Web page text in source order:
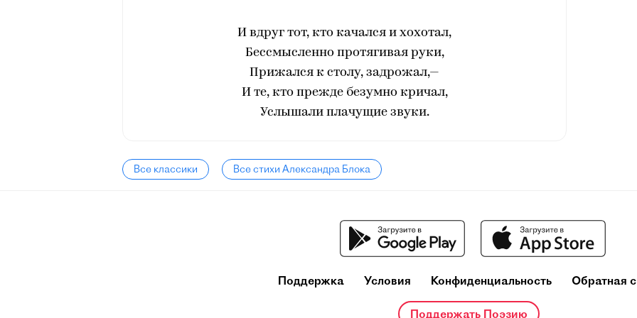
И вдруг тот, кто качался и хохотал,
Бессмысленно протягивая руки,
Прижался к столу, задрожал,—
И те, кто прежде безумно кричал,
Услышали плачущие звуки.
Все классики Все стихи Александра Блока
Поддержка Условия Конфиденциальность Обратная
Поддержать Поэзию